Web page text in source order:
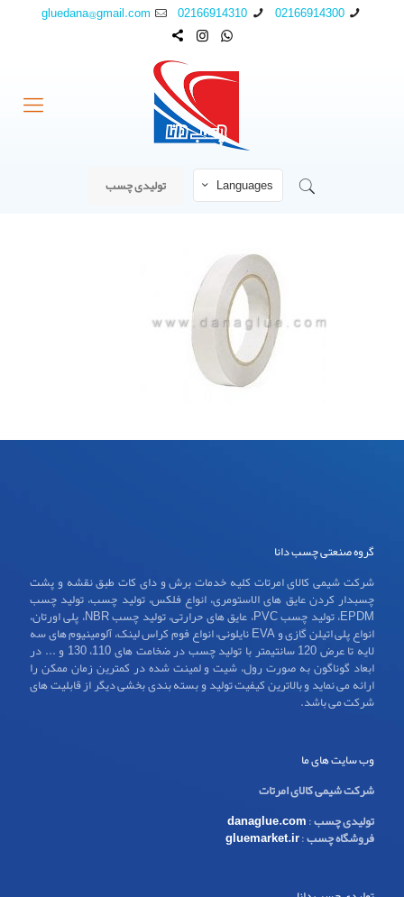
02166914300
02166914310
gluedana@gmail.com
Languages تولیدی چسب
گروه صنعتی چسب دانا
شرکت شیمی کالای امرتات کلیه خدمات برش و دای کات طبق نقشه و پشت
چسبدار کردن عایق های الاستومری، انواع فلکس، تولید چسب، تولید چسب
EPDM، تولید چسب PVC، عایق های حرارتی، تولید چسب NBR، پلی اورتان،
انواع پلی اتیلن گازی و EVA نایلونی، انواع فوم کراس لینک، آلومینیوم های سه
لایه تا عرض 120 سانتیمتر با تولید چسب در ضخامت های 110، 130 و ... در
ابعاد گوناگون به صورت رول، شیت و لمینت شده در کمترین زمان ممکن را
ارائه می نماید و بالاترین کیفیت تولید و بسته بندی بخشی دیگر از قابلیت های
شرکت می باشد.
وب سایت های ما
شرکت شیمی کالای امرتات
تولیدی چسب:
danaglue.com
فروشگاه چسب:
gluemarket.ir